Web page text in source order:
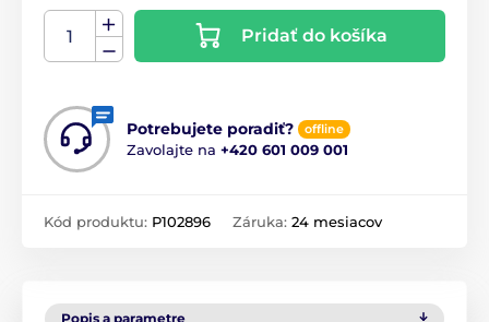
Pridať do košíka
Potrebujete poradiť? offline
Zavolajte na +420 601 009 001
Kód produktu: P102896 Záruka: 24 mesiacov
Popis a parametre